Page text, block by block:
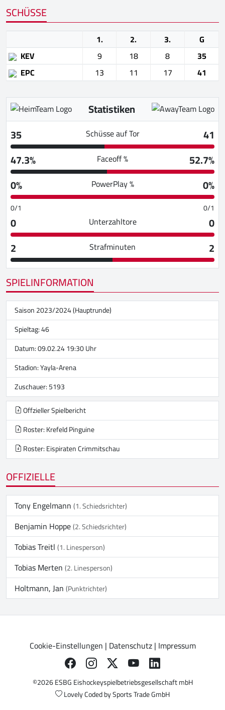
SCHÜSSE
1. 2. 3.
G
KEV
9 18 8
35
EPC
13 11 17 41
Statistiken
35
Schüsse auf Tor
41
47.3%
Faceoff %
52.7%
0%
PowerPlay % 0%
0/1 0/1
0 Unterzahltore
0
2
Strafminuten
2
SPIELINFORMATION
Saison 2023/2024 (Hauptrunde)
Spieltag: 46
Datum: 09.02.24 19:30 Uhr
Stadion:Yayla-Arena
Zuschauer: 5193
Offzieller Spielbericht
Roster: Krefeld Pinguine
Roster: Eispiraten Crimmitschau
OFFIZIELLE
Tony Engelmann(1. Schiedsrichter)
Benjamin Hoppe(2. Schiedsrichter)
Tobias Treitl(1. Linesperson)
Tobias Merten(2. Linesperson)
Holtmann, Jan(Punktrichter)
Cookie-Einstellungen | Datenschutz| Impressum
©2026 ESBG Eishockeyspielbetriebsgesellschaft mbH
Lovely Coded bySports Trade GmbH